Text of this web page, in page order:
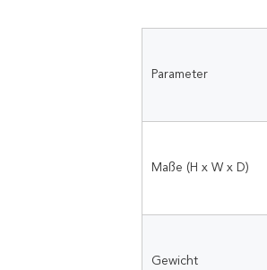
Parameter
Maße (H x W x D)
Gewicht